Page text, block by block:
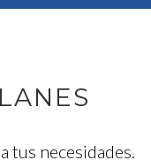
tus necesidades.